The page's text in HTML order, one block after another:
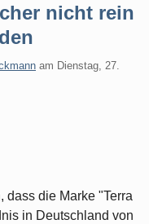
nicht rein
am Dienstag, 27.
dass die Marke "Terra
in Deutschland von